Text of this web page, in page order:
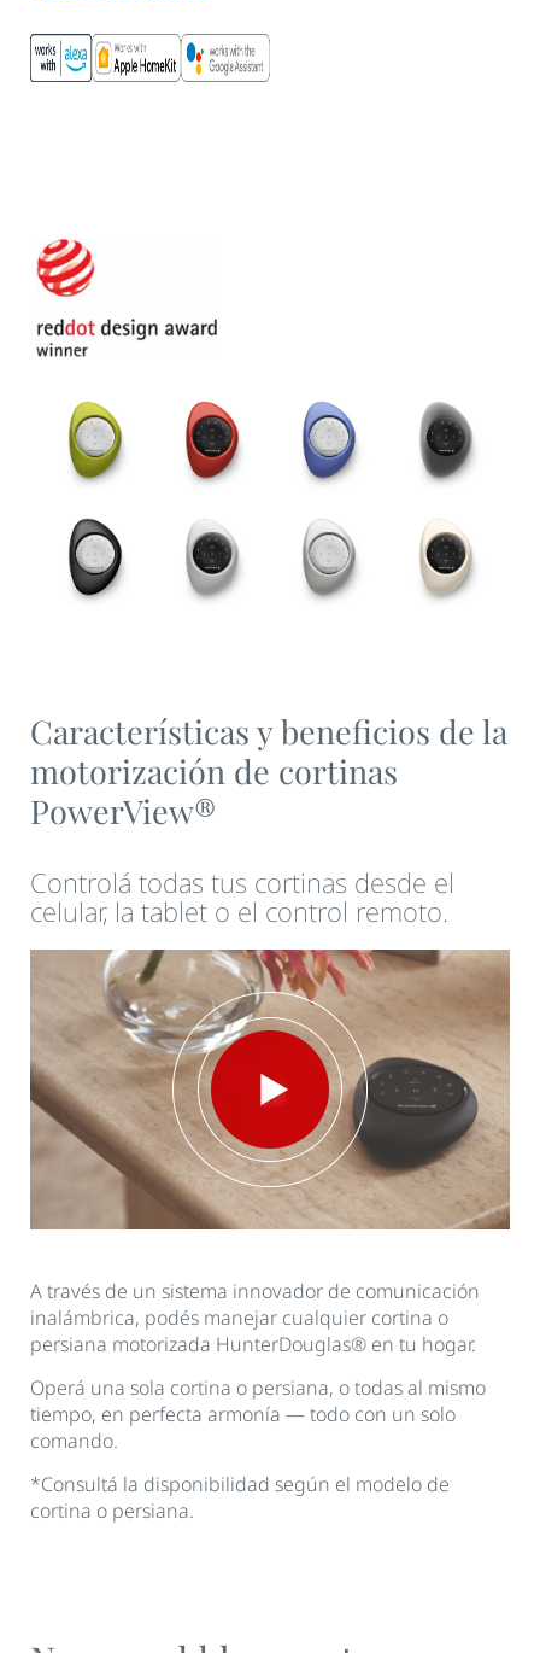
Características y beneficios de la
motorización de cortinas
PowerView®
Controlá todas tus cortinas desde el
celular, la tablet o el control remoto.
A través de un sistema innovador de comunicación
inalámbrica, podés manejar cualquier cortina o
persiana motorizada HunterDouglas® en tu hogar.
Operá una sola cortina o persiana, o todas al mismo
tiempo, en perfecta armonía — todo con un solo
comando.
*Consultá la disponibilidad según el modelo de
cortina o persiana.